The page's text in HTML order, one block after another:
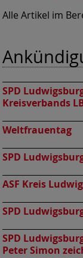
Alle Artikel im
SPD
Kreisverbands
Weltfrauentag
SPD
ASF Kreis
SPD
SPD
Peter Simon